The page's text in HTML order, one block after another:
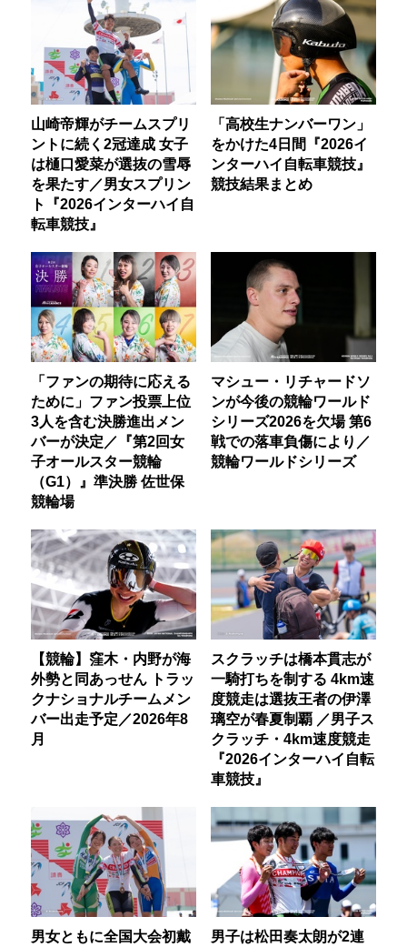
山崎帝輝がチームスプリ
ントに続く2冠達成 女子
は樋口愛菜が選抜の雪辱
を果たす／男女スプリン
ト『2026インターハイ自
転車競技』
「高校生ナンバーワン」
をかけた4日間『2026イ
ンターハイ自転車競技』
競技結果まとめ
「ファンの期待に応える
ために」ファン投票上位
3人を含む決勝進出メン
バーが決定／『第2回女
子オールスター競輪
（G1）』準決勝 佐世保
競輪場
マシュー・リチャードソ
ンが今後の競輪ワールド
シリーズ2026を欠場 第6
戦での落車負傷により／
競輪ワールドシリーズ
【競輪】窪木・内野が海
外勢と同あっせん トラッ
クナショナルチームメン
バー出走予定／2026年8
月
スクラッチは橋本貫志が
一騎打ちを制する 4km速
度競走は選抜王者の伊澤
璃空が春夏制覇 ／男子ス
クラッチ・4km速度競走
『2026インターハイ自転
車競技』
男女ともに全国大会初戴
男子は松田奏太朗が2連